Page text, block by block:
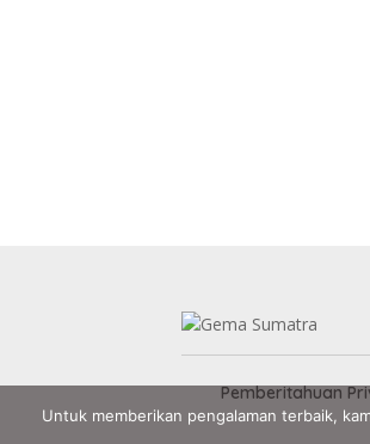
Pemberitahuan
Untuk memberikan pengalaman terbaik,